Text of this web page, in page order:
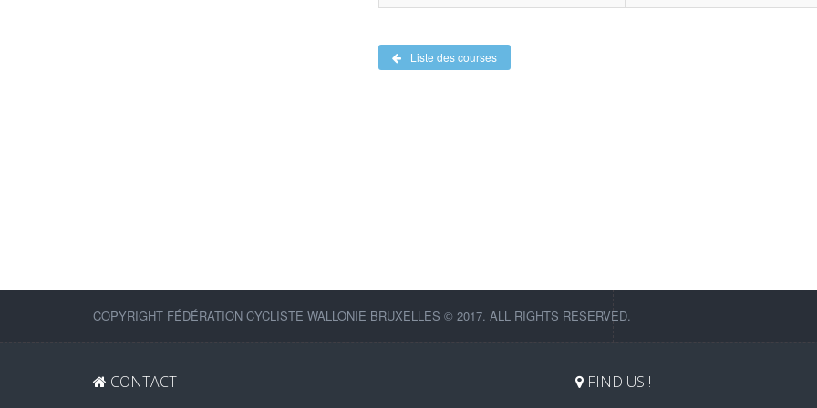
Liste des courses
COPYRIGHT FÉDÉRATION CYCLISTE WALLONIE BRUXELLES © 2017. ALL RIGHTS RESERVED.
CONTACT FIND US !